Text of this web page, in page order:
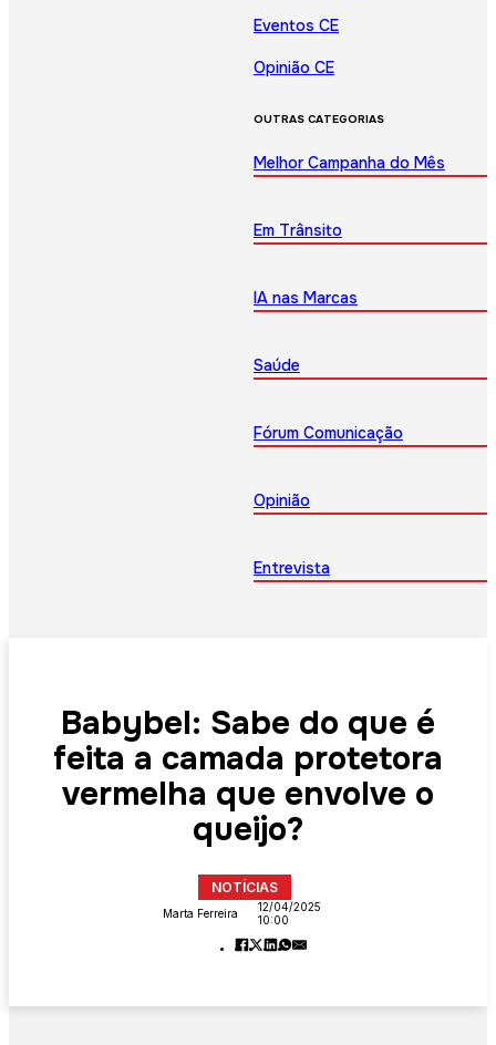
Eventos CE
Opinião CE
OUTRAS CATEGORIAS
Melhor Campanha do Mês
Em Trânsito
IA nas Marcas
Saúde
Fórum Comunicação
Opinião
Entrevista
Babybel: Sabe do que é
feita a camada protetora
vermelha que envolve o
queijo?
NOTÍCIAS
Marta Ferreira
12/04/2025
10:00